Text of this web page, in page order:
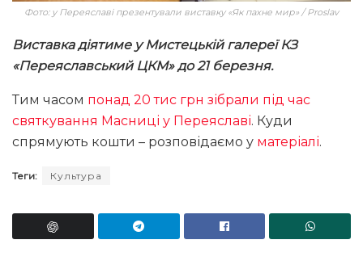
Фото: у Переяславі презентували виставку «Як пахне мир» / Proslav
Виставка діятиме у Мистецькій галереї КЗ
«Переяславський ЦКМ» до 21 березня.
Тим часом понад 20 тис грн зібрали під час
святкування Масниці у Переяславі. Куди
спрямують кошти – розповідаємо у матеріалі.
Теги: Культура